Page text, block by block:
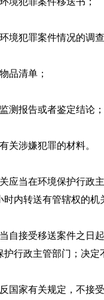
犯罪案件情况的调查
品清单；
报告或者鉴定结论；
涉嫌犯罪的材料。
当在环境保护行政主
时内转送有管辖权的
接受移送案件之日起
护行政主管部门；决定
家有关规定，不接受